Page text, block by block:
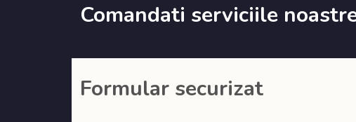
Comandati serviciile
Formular securizat